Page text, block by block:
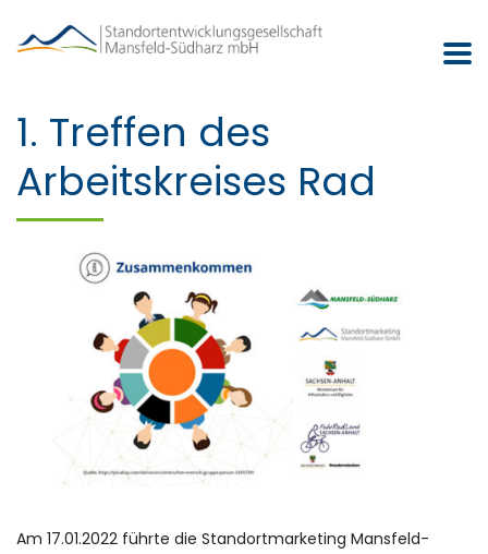
1. Treffen des
Arbeitskreises Rad
Am 17.01.2022 führte die Standortmarketing Mansfeld-